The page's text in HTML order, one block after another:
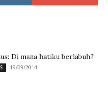
Di mana hatiku berlabuh?
19/09/2014